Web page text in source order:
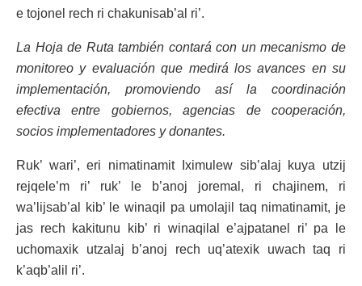
e tojonel rech ri chakunisab’al ri’.
La Hoja de Ruta también contará con un mecanismo de
monitoreo y evaluación que medirá los avances en su
implementación, promoviendo así la coordinación
efectiva entre gobiernos, agencias de cooperación,
socios implementadores y donantes.
Ruk’ wari’, eri nimatinamit Iximulew sib’alaj kuya utzij
rejqele’m ri’ ruk’ le b’anoj joremal, ri chajinem, ri
wa’lijsab’al kib’ le winaqil pa umolajil taq nimatinamit, je
jas rech kakitunu kib’ ri winaqilal e’ajpatanel ri’ pa le
uchomaxik utzalaj b’anoj rech uq’atexik uwach taq ri
k’aqb’alil ri’.